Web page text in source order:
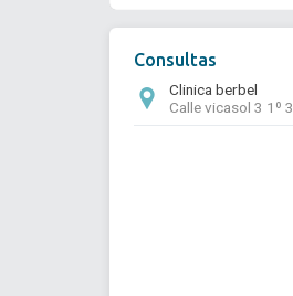
Consultas
Clinica berbel
Calle vicasol 3 1º 3